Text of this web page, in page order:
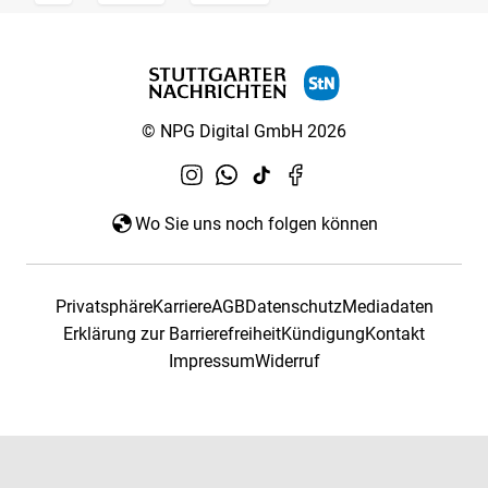
© NPG Digital GmbH 2026
Wo Sie uns noch folgen können
PrivatsphäreKarriereAGBDatenschutzMediadaten
Erklärung zur BarrierefreiheitKündigungKontakt
ImpressumWiderruf